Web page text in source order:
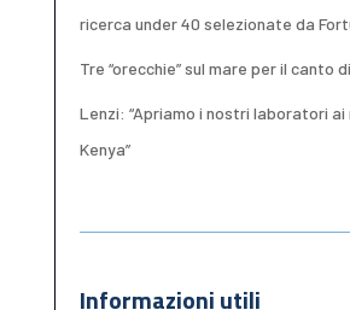
ricerca under 40 selezionate da
Tre “orecchie” sul mare per il canto
Lenzi: “Apriamo i nostri laboratori
Kenya”
Informazioni utili